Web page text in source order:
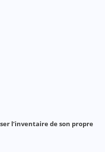
l’inventaire de son propre